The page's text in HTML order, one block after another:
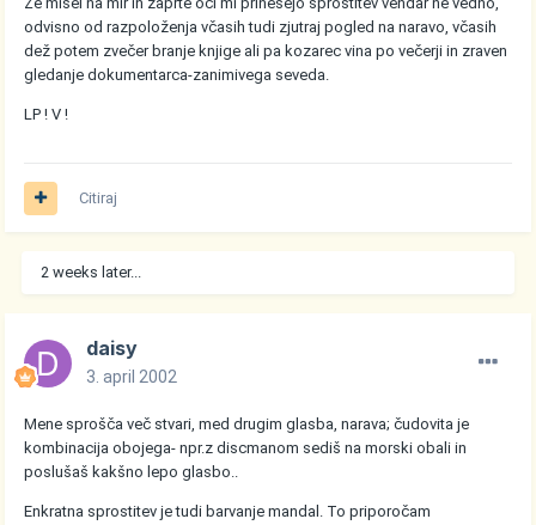
odvisno od razpoloženja včasih tudi zjutraj pogled na naravo, včasih
dež potem zvečer branje knjige ali pa kozarec vina po večerji in zraven
gledanje dokumentarca-zanimivega seveda.
LP ! V !
Citiraj
2 weeks later...
daisy
3. april 2002
Mene sprošča več stvari, med drugim glasba, narava; čudovita je
kombinacija obojega- npr.z discmanom sediš na morski obali in
poslušaš kakšno lepo glasbo..
Enkratna sprostitev je tudi barvanje mandal. To priporočam